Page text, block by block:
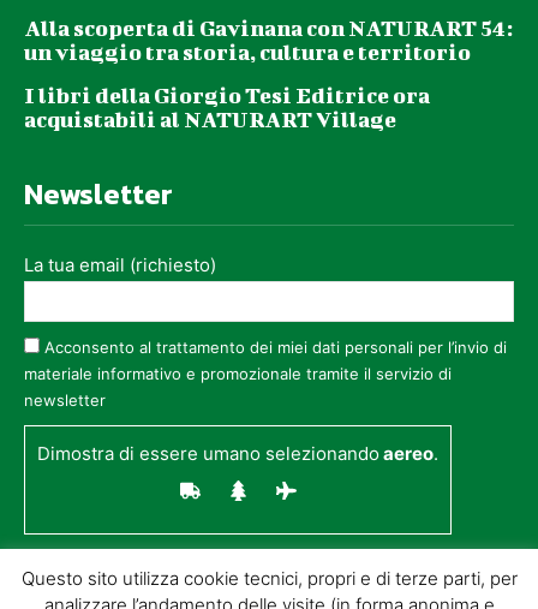
Alla scoperta di Gavinana con NATURART 54:
un viaggio tra storia, cultura e territorio
I libri della Giorgio Tesi Editrice ora
acquistabili al NATURART Village
Newsletter
La tua email (richiesto)
Acconsento al trattamento dei miei dati personali per l’invio di
materiale informativo e promozionale tramite il servizio di
newsletter
Dimostra di essere umano selezionandoaereo.
Questo sito utilizza cookie tecnici, propri e di terze parti, per